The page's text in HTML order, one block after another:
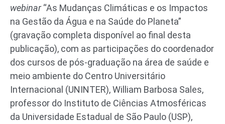
webinar“As Mudanças Climáticas e os Impactos
na Gestão da Água e na Saúde do Planeta”
(gravação completa disponível ao final desta
publicação), com as participações do coordenador
dos cursos de pós-graduação na área de saúde e
meio ambiente do Centro Universitário
Internacional (UNINTER), William Barbosa Sales,
professor do Instituto de Ciências Atmosféricas
da Universidade Estadual de São Paulo (USP),